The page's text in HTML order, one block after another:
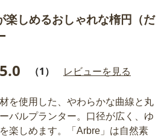
楽しめるおしゃれな楕円（だ
5.0 （1） レビューを見る
を使用した、やわらかな曲線と丸
バルプランター。口径が広く、ゆ
楽しめます。「Arbre」は自然素